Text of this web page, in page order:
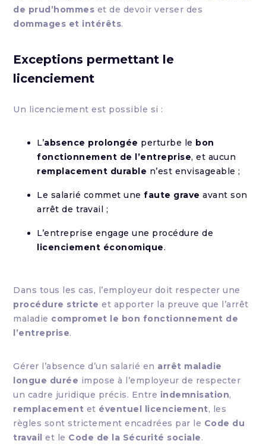
de prud’hommes et de devoir verser des
dommages et intérêts.
Exceptions permettant le
licenciement
Un licenciement est possible si :
L’absence prolongée perturbe le bon
fonctionnement de l’entreprise, et aucun
remplacement durable n’est envisageable ;
Le salarié commet unefaute grave avant son
arrêt de travail ;
L’entreprise engage une procédure de
licenciement économique.
Dans tous les cas, l’employeur doit respecter une
procédure stricte et apporter la preuve que l’arrêt
maladie compromet le bon fonctionnement de
l’entreprise.
Gérer l’absence d’un salarié en arrêt maladie
longue durée impose à l’employeur de respecter
un cadre juridique précis. Entre indemnisation,
remplacement et éventuel licenciement, les
règles sont strictement encadrées par le Code du
travail et le Code de la Sécurité sociale.